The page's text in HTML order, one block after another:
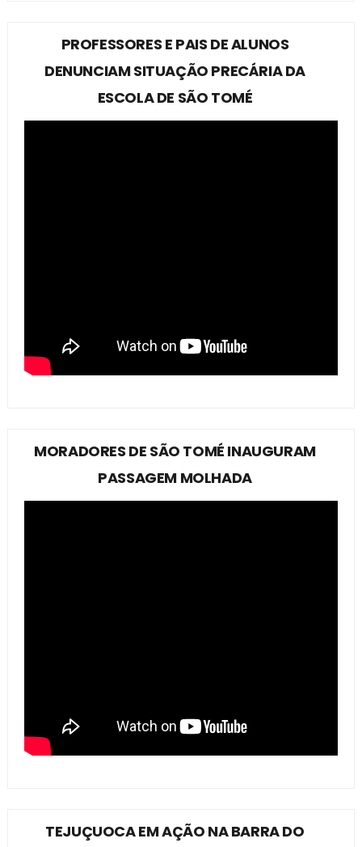
PROFESSORES E PAIS DE ALUNOS
DENUNCIAM SITUAÇÃO PRECÁRIA DA
ESCOLA DE SÃO TOMÉ
MORADORES DE SÃO TOMÉ INAUGURAM
PASSAGEM MOLHADA
TEJUÇUOCA EM AÇÃO NA BARRA DO